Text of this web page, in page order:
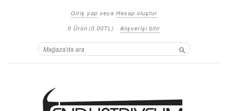
Giriş yap veya Hesap oluştur
0 Ürün (0.00TL) · Alışverişi bitir
Ara